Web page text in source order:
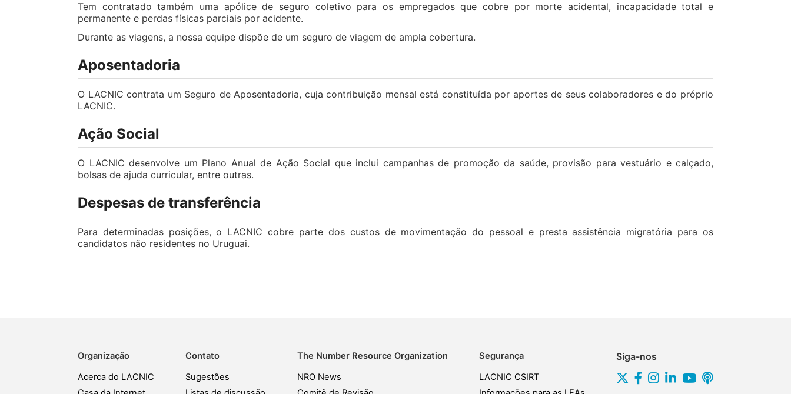
Tem contratado também uma apólice de seguro coletivo para os empregados que cobre por morte acidental, incapacidade total e
permanente e perdas físicas parciais por acidente.
Durante as viagens, a nossa equipe dispõe de um seguro de viagem de ampla cobertura.
Aposentadoria
O LACNIC contrata um Seguro de Aposentadoria, cuja contribuição mensal está constituída por aportes de seus colaboradores e do próprio
LACNIC.
Ação Social
O LACNIC desenvolve um Plano Anual de Ação Social que inclui campanhas de promoção da saúde, provisão para vestuário e calçado,
bolsas de ajuda curricular, entre outras.
Despesas de transferência
Para determinadas posições, o LACNIC cobre parte dos custos de movimentação do pessoal e presta assistência migratória para os
candidatos não residentes no Uruguai.
Organização
Acerca do LACNIC
Contato
Sugestões
The Number Resource Organization
NRO News
Segurança
LACNIC CSIRT
Siga-nos